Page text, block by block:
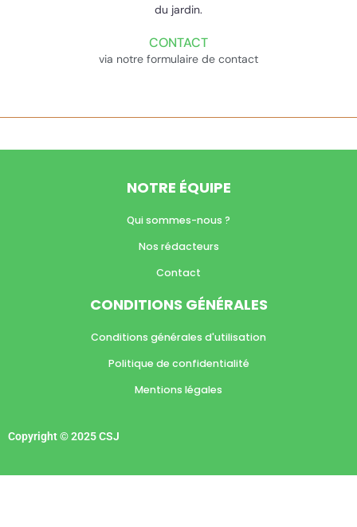
du jardin.
CONTACT
via notre formulaire de contact
NOTRE ÉQUIPE
Qui sommes-nous ?
Nos rédacteurs
Contact
CONDITIONS GÉNÉRALES
Conditions générales d'utilisation
Politique de confidentialité
Mentions légales
Copyright © 2025 CSJ